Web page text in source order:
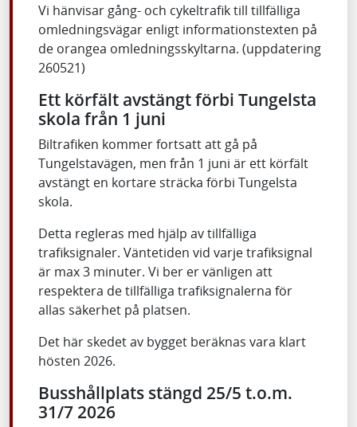
Vi hänvisar gång- och cykeltrafik till tillfälliga
omledningsvägar enligt informationstexten på
de orangea omledningsskyltarna. (uppdatering
260521)
Ett körfält avstängt förbi Tungelsta
skola från 1 juni
Biltrafiken kommer fortsatt att gå på
Tungelstavägen, men från 1 juni är ett körfält
avstängt en kortare sträcka förbi Tungelsta
skola.
Detta regleras med hjälp av tillfälliga
trafiksignaler. Väntetiden vid varje trafiksignal
är max 3 minuter. Vi ber er vänligen att
respektera de tillfälliga trafiksignalerna för
allas säkerhet på platsen.
Det här skedet av bygget beräknas vara klart
hösten 2026.
Busshållplats stängd 25/5 t.o.m.
31/7 2026